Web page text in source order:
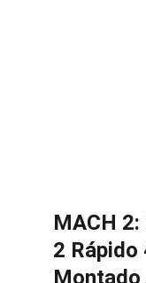
MACH 2:
2 Rápido
Montado